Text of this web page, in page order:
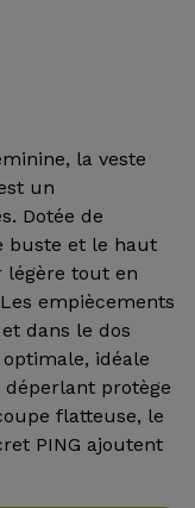
la veste
un
Dotée de
buste et le haut
légère tout en
empiècements
dans le dos
idéale
protège
flatteuse, le
PING ajoutent